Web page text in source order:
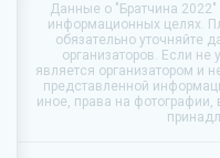
Данные о "Братчина 2022"
информационных целях.
обязательно уточняйте
организаторов. Если не
является организатором и
представленной
иное, права на фотографии,